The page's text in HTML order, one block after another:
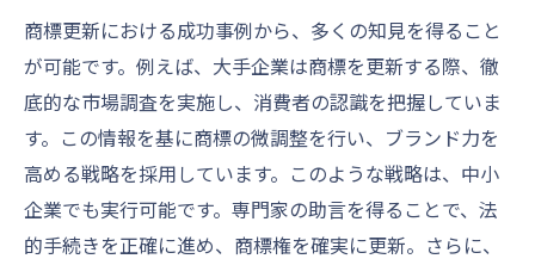
商標更新における成功事例から、多くの知見を得ること
が可能です。例えば、大手企業は商標を更新する際、徹
底的な市場調査を実施し、消費者の認識を把握していま
す。この情報を基に商標の微調整を行い、ブランド力を
高める戦略を採用しています。このような戦略は、中小
企業でも実行可能です。専門家の助言を得ることで、法
的手続きを正確に進め、商標権を確実に更新。さらに、